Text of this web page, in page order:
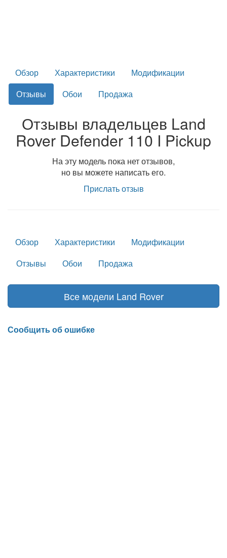
Обзор Характеристики
Модификации
Отзывы
Обои Продажа
Отзывы владельцев Land
Rover Defender 110 I Pickup
На эту модель пока нет отзывов,
но вы можете написать его.
Прислать отзыв
Обзор Характеристики
Модификации
Отзывы
Обои Продажа
Все модели Land Rover
Сообщить об ошибке